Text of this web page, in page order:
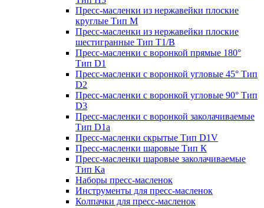
Пресс-масленки из нержавейки плоские
круглые Тип M
Пресс-масленки из нержавейки плоские
шестигранные Тип T1/B
Пресс-масленки с воронкой прямые 180°
Тип D1
Пресс-масленки с воронкой угловые 45° Тип
D2
Пресс-масленки с воронкой угловые 90° Тип
D3
Пресс-масленки с воронкой заколачиваемые
Тип D1a
Пресс-масленки скрытые Тип D1V
Пресс-масленки шаровые Тип К
Пресс-масленки шаровые заколачиваемые
Тип Кa
Наборы пресс-масленок
Инструменты для пресс-масленок
Колпачки для пресс-масленок